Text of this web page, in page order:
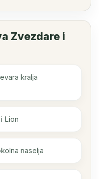
Zvezdare i
kralja
Lion
naselja